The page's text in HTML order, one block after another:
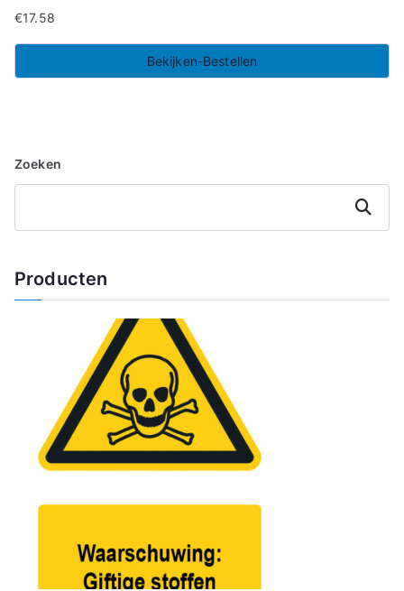
€17.58
Bekijken-Bestellen
Zoeken
Zoeken
Producten